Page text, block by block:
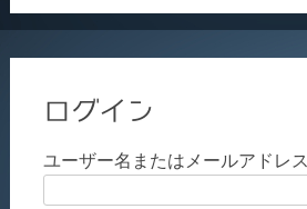
ログイン
ユーザー名またはメールアドレス